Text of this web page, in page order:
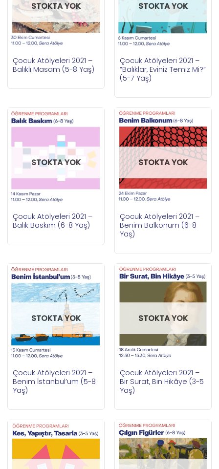
STOKTA YOK
Çocuk Atölyeleri 2021 –
Balıklı Masam (5-8 Yaş)
STOKTA YOK
Çocuk Atölyeleri 2021 –
“Balıklar, Eviniz Temiz Mi?”
(5-7 Yaş)
STOKTA YOK
Çocuk Atölyeleri 2021 –
Balık Baskım (6-8 Yaş)
STOKTA YOK
Çocuk Atölyeleri 2021 –
Benim Balkonum (6-8
Yaş)
STOKTA YOK
Çocuk Atölyeleri 2021 –
Benim İstanbul’um (5-8
Yaş)
STOKTA YOK
Çocuk Atölyeleri 2021 –
Bir Surat, Bin Hikâye (3-5
Yaş)